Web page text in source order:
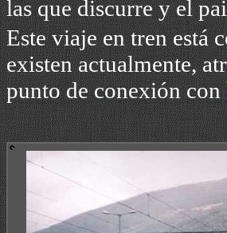
las que discurre y el
Este viaje entrenestá
existen actualmente,
punto de conexión